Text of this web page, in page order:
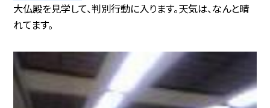
大仏殿を見学して、判別行動に入ります。天気は、なんと晴
れてます。